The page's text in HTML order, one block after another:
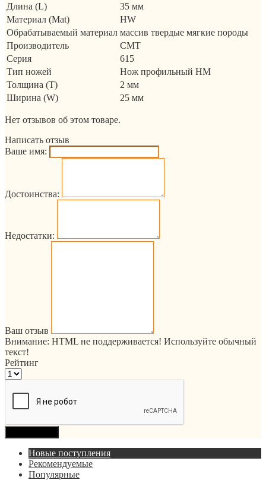
Длина (L)
35 мм
Материал (Mat)
HW
Обрабатываемый материал массив твердые мягкие породы
Производитель
CMT
Серия
615
Тип ножей
Нож профильный HM
Толщина (T)
2 мм
Ширина (W)
25 мм
Нет отзывов об этом товаре.
Написать отзыв
Ваше имя:
Достоинства:
Недостатки:
Ваш отзыв
Внимание: HTML не поддерживается! Используйте обычный
текст!
Рейтинг
Новые поступления
Рекомендуемые
Популярные